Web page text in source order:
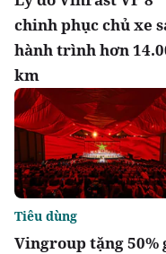
chinh phục chủ xe
hành trình hơn
km
Vingroup tặng 50%
Tiêu dùng